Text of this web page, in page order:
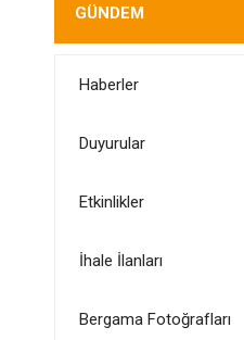
GÜNDEM
Haberler
Duyurular
Etkinlikler
İhale İlanları
Bergama Fotoğrafları